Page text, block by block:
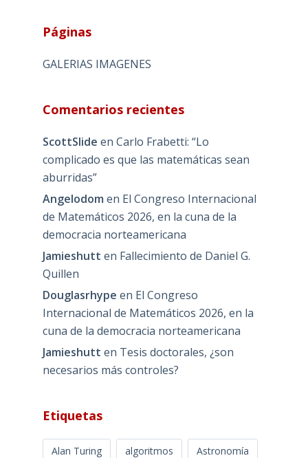
Páginas
GALERIAS IMAGENES
Comentarios recientes
ScottSlide en Carlo Frabetti: “Lo
complicado es que las matemáticas sean
aburridas”
Angelodom en El Congreso Internacional
de Matemáticos 2026, en la cuna de la
democracia norteamericana
Jamieshutt en Fallecimiento de Daniel G.
Quillen
Douglasrhype en El Congreso
Internacional de Matemáticos 2026, en la
cuna de la democracia norteamericana
Jamieshutt en Tesis doctorales, ¿son
necesarios más controles?
Etiquetas
Alan Turing algoritmos Astronomía